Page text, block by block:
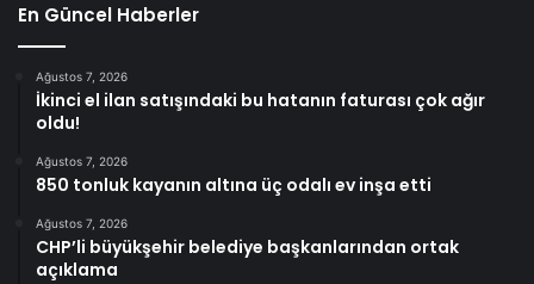
En Güncel Haberler
Ağustos 7, 2026
İkinci el ilan satışındaki bu hatanın faturası çok ağır
oldu!
Ağustos 7, 2026
850 tonluk kayanın altına üç odalı ev inşa etti
Ağustos 7, 2026
CHP’li büyükşehir belediye başkanlarından ortak
açıklama